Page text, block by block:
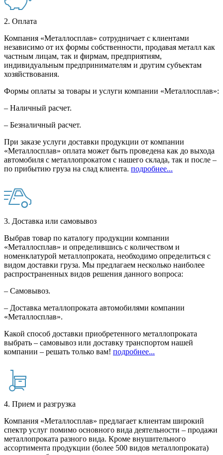
2. Оплата
Компания «Металлосплав» сотрудничает с клиентами
независимо от их формы собственности, продавая металл как
частным лицам, так и фирмам, предприятиям,
индивидуальным предпринимателям и другим субъектам
хозяйствования.
Формы оплаты за товары и услуги компании «Металлосплав»:
– Наличный расчет.
– Безналичный расчет.
При заказе услуги доставки продукции от компании
«Металлосплав» оплата может быть проведена как до выхода
автомобиля с металлопрокатом с нашего склада, так и после –
по прибытию груза на слад клиента. подробнее...
3. Доставка или самовывоз
Выбрав товар по каталогу продукции компании
«Металлосплав» и определившись с количеством и
номенклатурой металлопроката, необходимо определиться с
видом доставки груза. Мы предлагаем несколько наиболее
распространенных видов решения данного вопроса:
– Самовывоз.
– Доставка металлопроката автомобилями компании
«Металлосплав».
Какой способ доставки приобретенного металлопроката
выбрать – самовывоз или доставку транспортом нашей
компании – решать только вам! подробнее...
4. Прием и разгрузка
Компания «Металлосплав» предлагает клиентам широкий
спектр услуг помимо основного вида деятельности – продажи
металлопроката разного вида. Кроме внушительного
ассортимента продукции (более 500 видов металлопроката)